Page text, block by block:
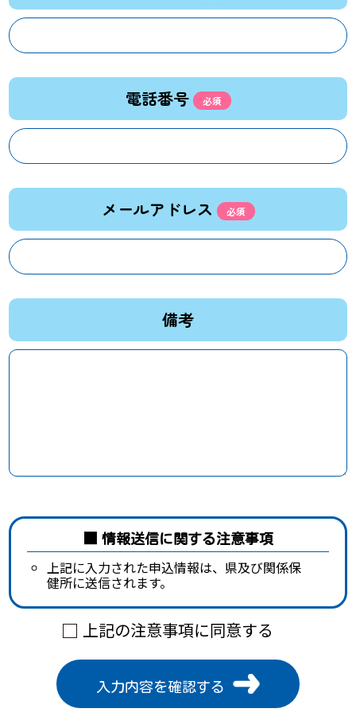
電話番号
メールアドレス
備考
情報送信に関する注意事項
上記に入力された申込情報は、県及び関係保
健所に送信されます。
上記の注意事項に同意する
入力内容を確認する